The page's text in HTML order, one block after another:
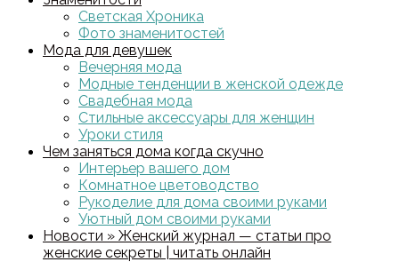
Светская Хроника
Фото знаменитостей
Мода для девушек
Вечерняя мода
Модные тенденции в женской одежде
Свадебная мода
Стильные аксессуары для женщин
Уроки стиля
Чем заняться дома когда скучно
Интерьер вашего дом
Комнатное цветоводство
Рукоделие для дома своими руками
Уютный дом своими руками
Новости » Женский журнал — статьи про
женские секреты | читать онлайн